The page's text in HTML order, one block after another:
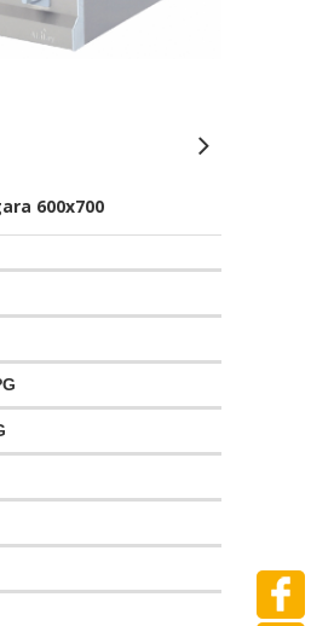
600x700
9
9